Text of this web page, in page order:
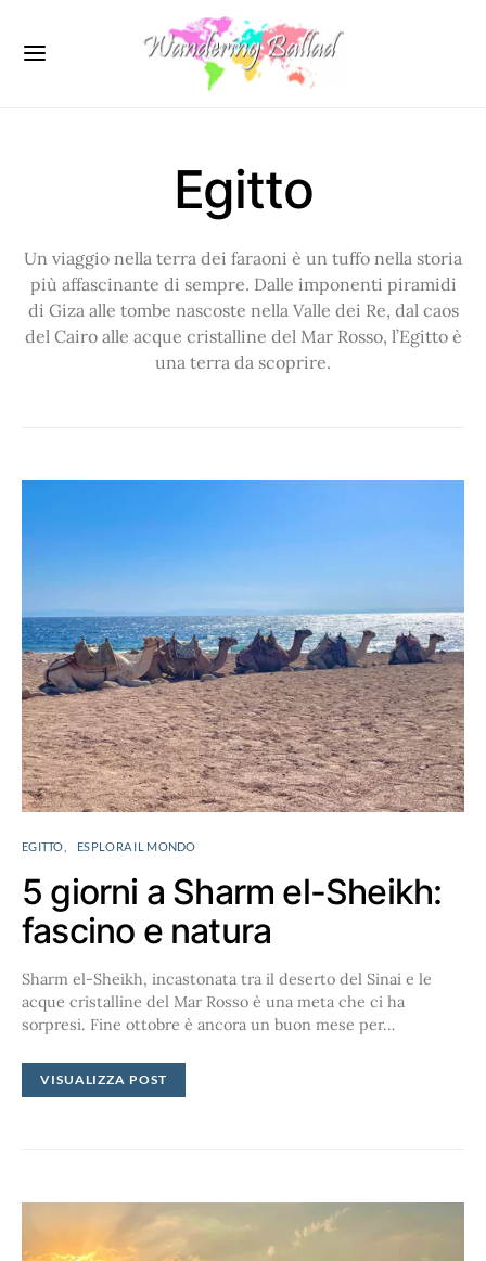
Egitto
Un viaggio nella terra dei faraoni è un tuffo nella storia
più affascinante di sempre. Dalle imponenti piramidi
di Giza alle tombe nascoste nella Valle dei Re, dal caos
del Cairo alle acque cristalline del Mar Rosso, l’Egitto è
una terra da scoprire.
EGITTO ESPLORA IL MONDO
5 giorni a Sharm el-Sheikh:
fascino e natura
Sharm el-Sheikh, incastonata tra il deserto del Sinai e le
acque cristalline del Mar Rosso è una meta che ci ha
sorpresi. Fine ottobre è ancora un buon mese per…
VISUALIZZA POST